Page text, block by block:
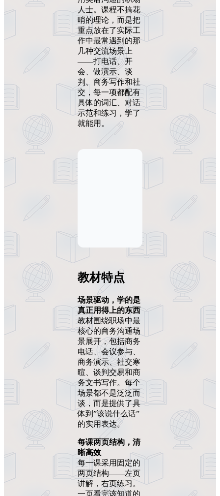
人士。课程不搞花
哨的理论，而是把
重点放在了实际工
作中最常遇到的那
几种交流场景上
——打电话、开
会、做演示、谈
判、商务写作和社
交，每一项都配有
具体的词汇、对话
示范和练习，学了
就能用。
教材特点
场景驱动，学的是
真正用得上的东西
教材围绕职场中最
核心的商务沟通场
景展开，包括商务
电话、会议参与、
商务演示、社交寒
暄、谈判交易和商
务文书写作。每个
场景都不是泛泛而
谈，而是提供了具
体到”该说什么话”
的实用表达。
每课两页结构，清
晰高效
每一课采用固定的
两页结构——左页
讲解，右页练习。
一页看完该知道的